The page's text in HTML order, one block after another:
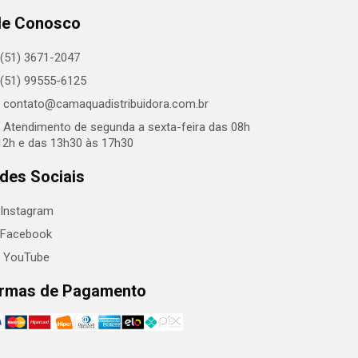
Conosco
(51) 3671-2047
(51) 99555-6125
contato@camaquadistribuidora.com.br
Atendimento de segunda a sexta-feira das 08h
e das 13h30 às 17h30
Sociais
Instagram
Facebook
YouTube
de Pagamento